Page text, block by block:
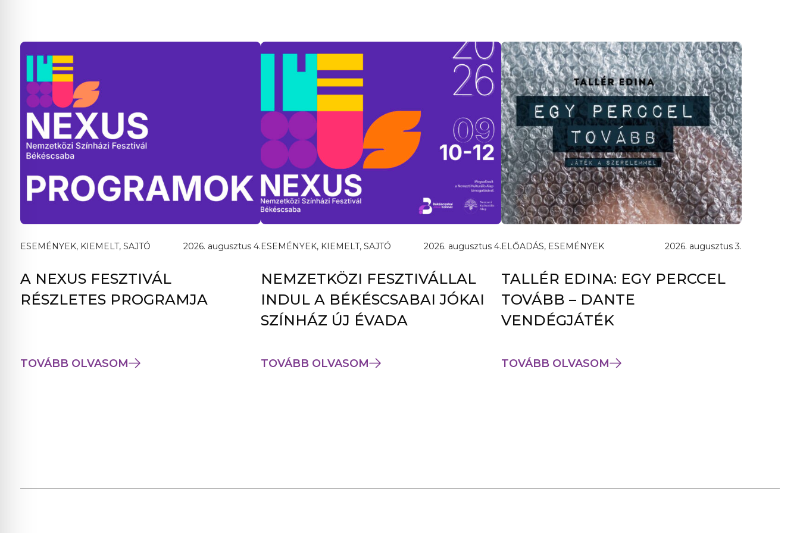
ESEMÉNYEK, KIEMELT, SAJTÓ 2026. augusztus 4.
A NEXUS FESZTIVÁL
RÉSZLETES PROGRAMJA
TOVÁBB OLVASOM
ESEMÉNYEK, KIEMELT, SAJTÓ 2026. augusztus 4.
NEMZETKÖZI FESZTIVÁLLAL
INDUL A BÉKÉSCSABAI JÓKAI
SZÍNHÁZ ÚJ ÉVADA
TOVÁBB OLVASOM
ELŐADÁS, ESEMÉNYEK 2026. augusztus 3.
TALLÉR EDINA: EGY PERCCEL
TOVÁBB – DANTE
VENDÉGJÁTÉK
TOVÁBB OLVASOM